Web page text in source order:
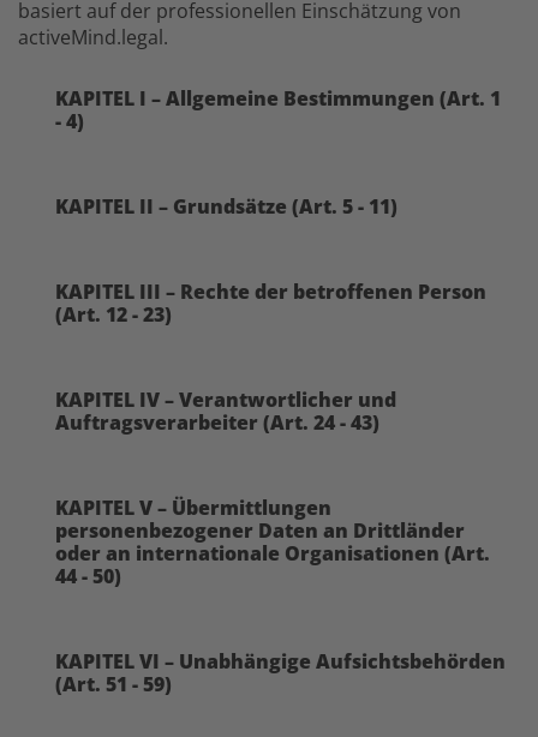
basiert auf der professionellen Einschätzung von
activeMind.legal.
KAPITEL I – Allgemeine Bestimmungen (Art. 1
- 4)
KAPITEL II – Grundsätze (Art. 5 - 11)
KAPITEL III – Rechte der betroffenen Person
(Art. 12 - 23)
KAPITEL IV – Verantwortlicher und
Auftragsverarbeiter (Art. 24 - 43)
KAPITEL V – Übermittlungen
personenbezogener Daten an Drittländer
oder an internationale Organisationen (Art.
44 - 50)
KAPITEL VI – Unabhängige Aufsichtsbehörden
(Art. 51 - 59)